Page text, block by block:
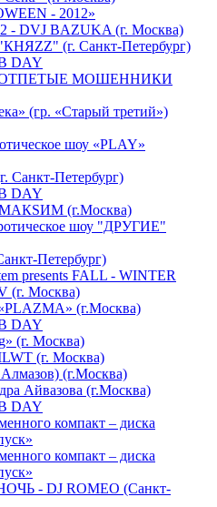
- 2012»
- DVJ BAZUKA (г. Москва)
(г. Санкт-Петербург)
DAY
ОТПЕТЫЕ МОШЕННИКИ
(гр. «Старый третий»)
шоу «PLAY»
Санкт-Петербург)
DAY
МАКSИМ (г.Москва)
шоу "ДРУГИЕ"
Петербург)
presents FALL - WINTER
(г. Москва)
(г.Москва)
DAY
(г. Москва)
(г. Москва)
(г.Москва)
Айвазова (г.Москва)
DAY
компакт – диска
компакт – диска
- DJ ROMEO (Санкт-